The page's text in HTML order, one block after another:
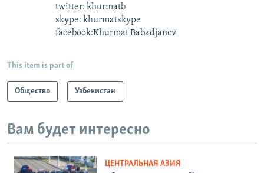
twitter: khurmatb
skype: khurmatskype
facebook:Khurmat Babadjanov
This item is part of
Общество Узбекистан
Вам будет интересно
ЦЕНТРАЛЬНАЯ АЗИЯ